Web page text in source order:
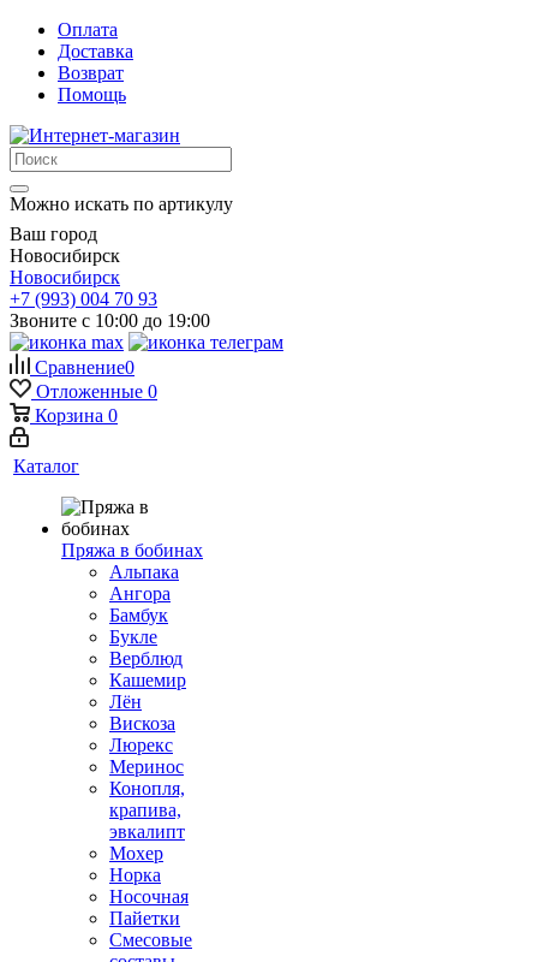
Оплата
Доставка
Возврат
Помощь
Можно искать по артикулу
Ваш город
Новосибирск
Новосибирск
+7 (993) 004 70 93
Звоните с 10:00 до 19:00
Сравнение0
Отложенные 0
Корзина 0
Каталог
Пряжа в бобинах
Альпака
Ангора
Бамбук
Букле
Верблюд
Кашемир
Лён
Вискоза
Люрекс
Меринос
Конопля,
крапива,
эвкалипт
Мохер
Норка
Носочная
Пайетки
Смесовые